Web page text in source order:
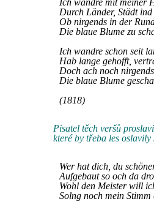
Ich wandre mit meiner
Durch Länder, Städt ind
Ob nirgends in der
Die blaue Blume zu
Ich wandre schon seit
Hab lange gehofft,
Doch ach noch
Die blaue Blume
(1818)
Pisatel těch veršů
které by třeba les
Wer hat dich, du
Aufgebaut so och da
Wohl den Meister will
Solng noch mein Stimm